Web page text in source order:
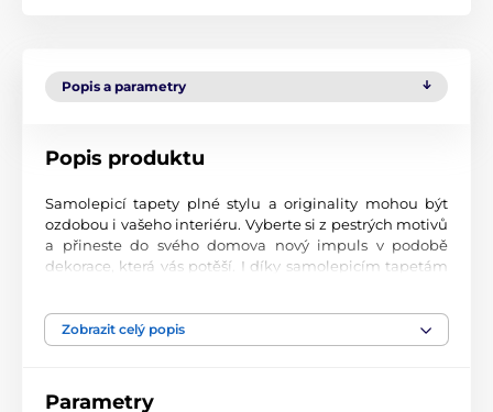
Popis a parametry
Popis produktu
Samolepicí tapety plné stylu a originality mohou být
ozdobou i vašeho interiéru. Vyberte si z pestrých motivů
a přineste do svého domova nový impuls v podobě
dekorace, která vás potěší. I díky samolepicím tapetám
Perfektní tiskové zpracování
materiál s jemným povrchem a matným vzhledem. Tisk
Zobrazit celý popis
Parametry